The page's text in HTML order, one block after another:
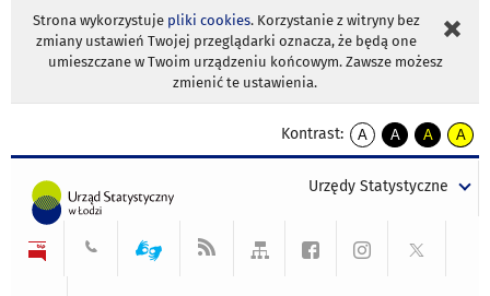
Strona wykorzystuje pliki cookies. Korzystanie z witryny bez
zmiany ustawień Twojej przeglądarki oznacza, że będą one
umieszczane w Twoim urządzeniu końcowym. Zawsze możesz
zmienić te ustawienia.
Kontrast:
A
kontrast
A
kontrast
tekst
czarnym
A
kontrast
tekst
czarnym
A
tekst
żółtym
Urzędy Statystyczne